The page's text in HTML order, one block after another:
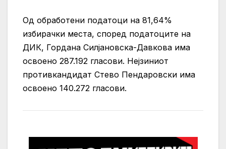
Од обработени податоци на 81,64%
избирачки места, според податоците на
ДИК, Гордана Силјановска-Давкова има
освоено 287.192 гласови. Нејзиниот
противкандидат Стево Пендаровски има
освоено 140.272 гласови.